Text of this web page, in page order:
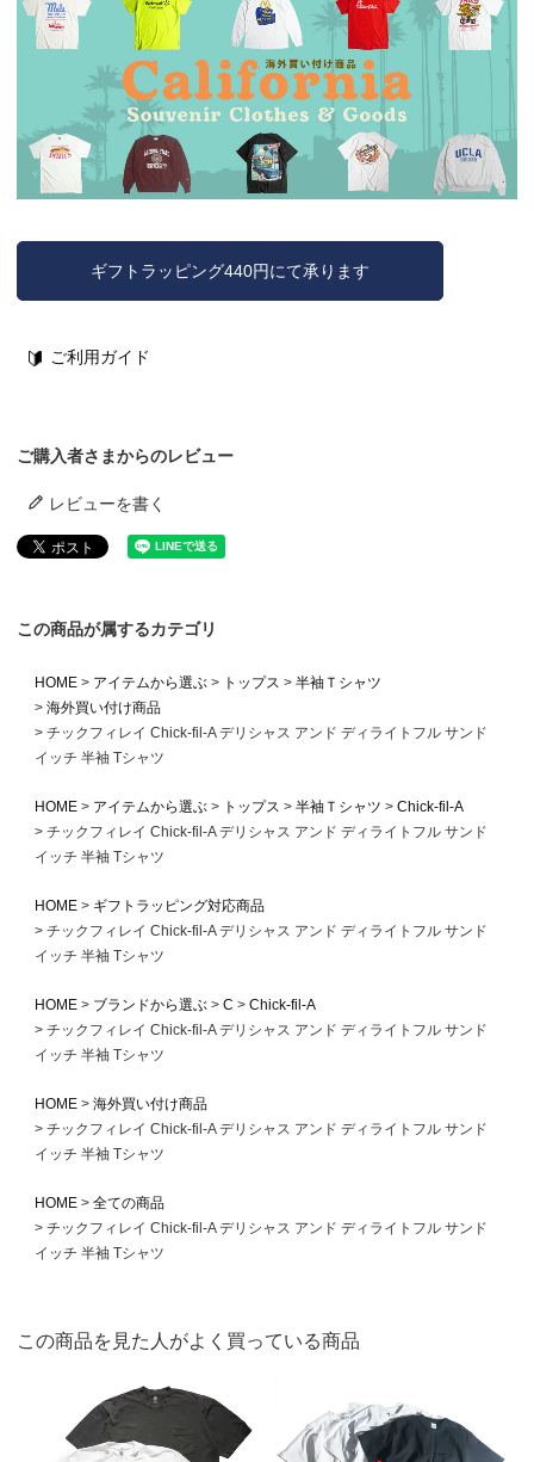
ギフトラッピング440円にて承ります
ご利用ガイド
ご購入者さまからのレビュー
レビューを書く
この商品が属するカテゴリ
HOME アイテムから選ぶ トップス
半袖Ｔシャツ
海外買い付け商品
チックフィレイ Chick-fil-A デリシャス アンド ディライトフル サンド
イッチ 半袖 Tシャツ
HOME アイテムから選ぶ トップス 半袖Ｔシャツ
Chick-fil-A
チックフィレイ Chick-fil-A デリシャス アンド ディライトフル サンド
イッチ 半袖 Tシャツ
HOME
ギフトラッピング対応商品
チックフィレイ Chick-fil-A デリシャス アンド ディライトフル サンド
イッチ 半袖 Tシャツ
HOME ブランドから選ぶ C
Chick-fil-A
チックフィレイ Chick-fil-A デリシャス アンド ディライトフル サンド
イッチ 半袖 Tシャツ
HOME
海外買い付け商品
チックフィレイ Chick-fil-A デリシャス アンド ディライトフル サンド
イッチ 半袖 Tシャツ
HOME
全ての商品
チックフィレイ Chick-fil-A デリシャス アンド ディライトフル サンド
イッチ 半袖 Tシャツ
この商品を見た人がよく買っている商品